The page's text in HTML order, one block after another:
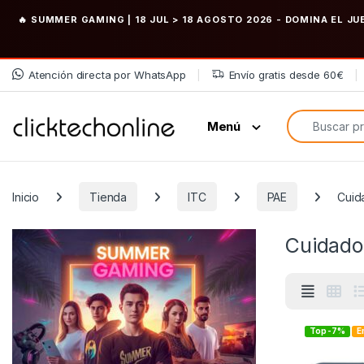
🔥 SUMMER GAMING | 18 JUL > 18 AGOSTO 2026 - DOMINA EL
Saltar a la navegación
Saltar al contenido
Atención directa por WhatsApp Envío gratis desde 60€
Menú
Búsqueda de:
Inicio Tienda ITC PAE
Top -7%